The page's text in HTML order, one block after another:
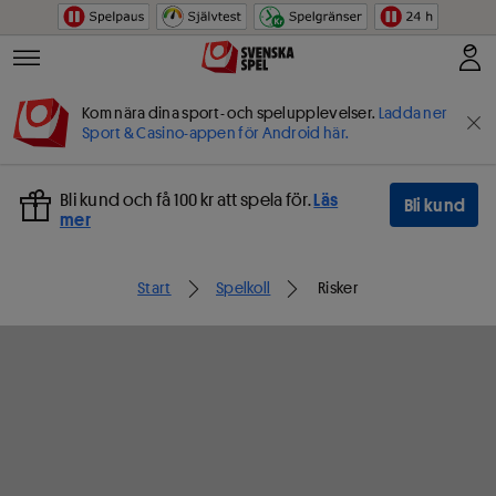
Hoppa till innehåll
Kom nära dina sport- och spelupplevelser. Ladda ner
Sport & Casino-appen för Android här.
Bli kund och få 100 kr att spela för.Läs
mer
Bli kund
Start Spelkoll Risker